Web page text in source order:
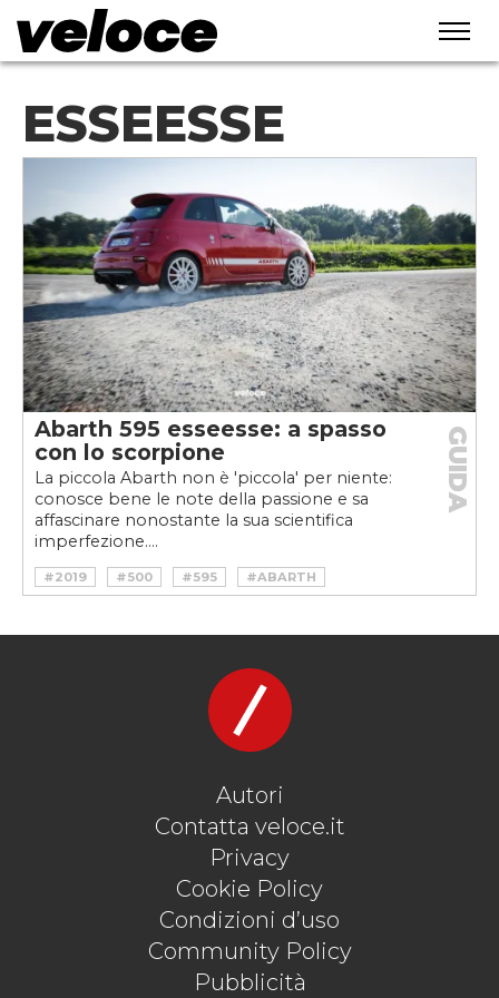
ESSEESSE
Abarth 595 esseesse: a spasso
con lo scorpione
La piccola Abarth non è 'piccola' per niente:
conosce bene le note della passione e sa
affascinare nonostante la sua scientifica
imperfezione....
GUIDA
#2019 #500 #595
#ABARTH
#AKRAPOVIČ
#ESSEESSE
#HOTHATCH
Autori
Contatta veloce.it
Privacy
Cookie Policy
Condizioni d’uso
Community Policy
Pubblicità